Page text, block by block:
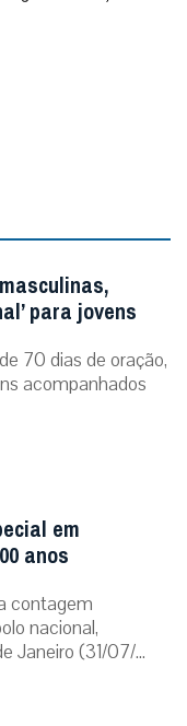
para jovens
70 dias de oração,
acompanhados
em
anos
contagem
nacional,
Janeiro (31/07/...